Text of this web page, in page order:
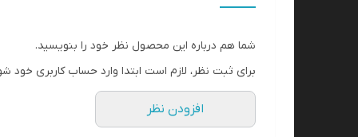
شما هم درباره این محصول نظر خود را بنویسید.
برای ثبت نظر، لازم است ابتدا وارد حساب کاربری خود
افزودن نظر